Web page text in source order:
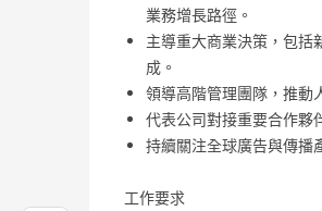
業務增長路徑。
主導重大商業決策，包括
成。
領導高階管理團隊，推動
代表公司對接重要合作夥
持續關注全球廣告與傳播
工作要求